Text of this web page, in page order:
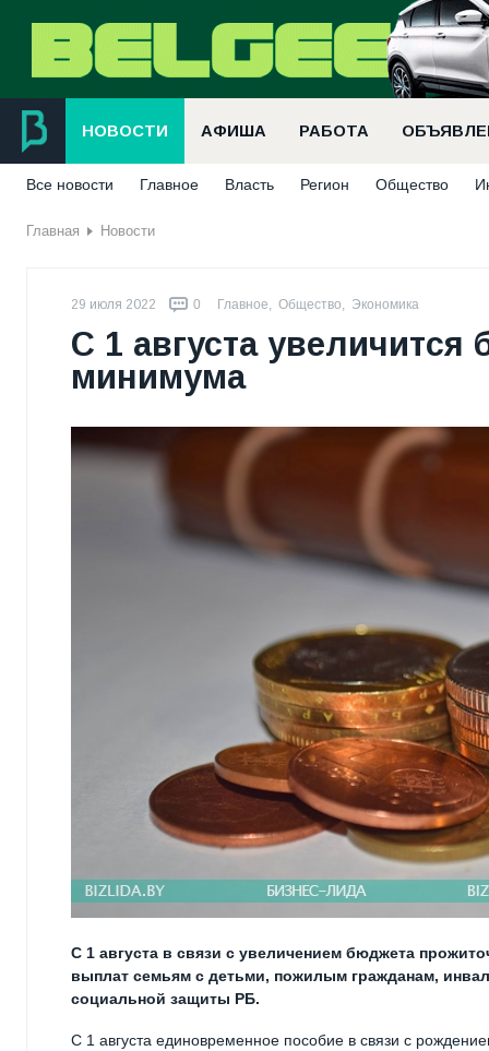
НОВОСТИ АФИША РАБОТА
Все новости Главное Власть Регион Общество
Главная Новости
29 июля 2022 0 Главное, Общество, Экономика
С 1 августа
минимума
С 1 августа в связи с увеличением бюджета
выплат семьям с детьми, пожилым гражданам,
социальной защиты РБ.
С 1 августа единовременное пособие в связи с